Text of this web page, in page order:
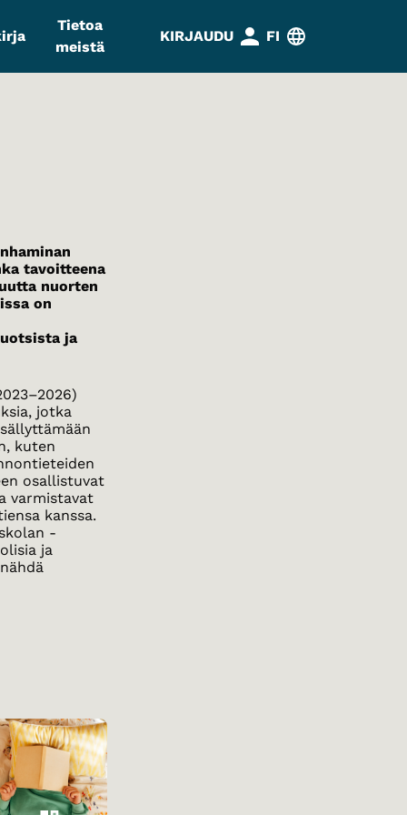
Tietoa
meistä
KIRJAUDU FI
tavoitteena
nuorten
on
ja
jotka
kuten
osallistuvat
varmistavat
kanssa.
-
ja